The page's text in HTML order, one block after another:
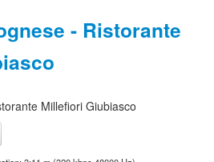
- Ristorante
Millefiori Giubiasco